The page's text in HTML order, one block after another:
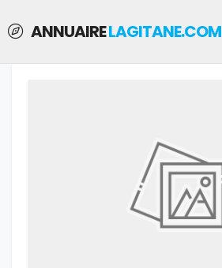
ANNUAIRELAGITANE.COM